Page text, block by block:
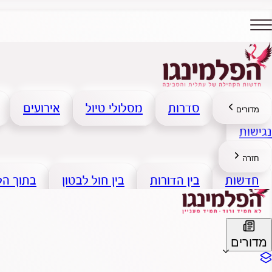
מדורים סדרות מסלולי טיול אירועים
נגישות
חזרה
חדשות בין הדורות בין חול לבטון בתוך
מדורים